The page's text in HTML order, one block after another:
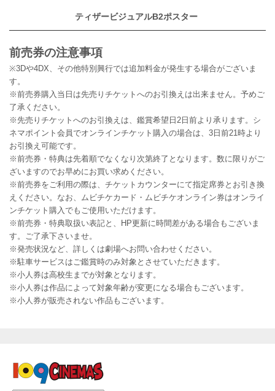
ティザービジュアルB2ポスター
前売券の注意事項
※3Dや4DX、その他特別興行では追加料金が発生する場合がございま
す。
※前売券購入当日は先売りチケットへのお引換えは出来ません。予めご
了承ください。
※先売りチケットへのお引換えは、鑑賞希望日2日前より承ります。シ
ネマポイント会員でオンラインチケット購入の場合は、3日前21時より
お引換え可能です。
※前売券・特典は先着順でなくなり次第終了となります。数に限りがご
ざいますのでお早めにお買い求めください。
※前売券をご利用の際は、チケットカウンターにて指定席券とお引き換
えください。なお、ムビチケカード・ムビチケオンライン券はオンライ
ンチケット購入でもご使用いただけます。
※前売券・特典取扱い表記と、HP更新に時間差がある場合もございま
す。ご了承下さいませ。
※発売状況など、詳しくは劇場へお問い合わせください。
※駐車サービスはご鑑賞時のみ対象とさせていただきます。
※小人券は高校生までが対象となります。
※小人券は作品によって対象年齢が変更になる場合もございます。
※小人券が販売されない作品もございます。